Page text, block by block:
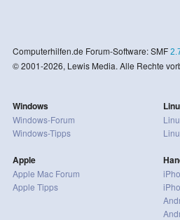
Computerhilfen.de Forum-Software: SMF
© 2001-2026, Lewis Media. Alle Rechte
Windows
Windows-Forum
Windows-Tipps
Apple
Apple Mac Forum
Apple Tipps